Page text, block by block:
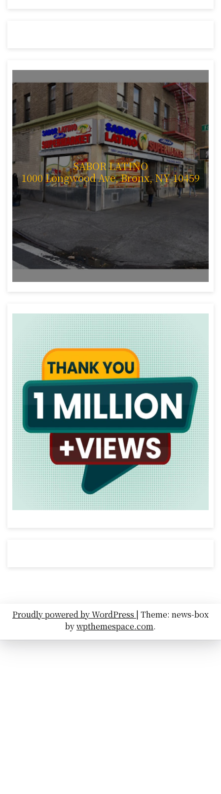
SABOR LATINO
1000 Longwood Ave, Bronx, NY 10459
Proudly powered by WordPress | Theme: news-box
bywpthemespace.com.